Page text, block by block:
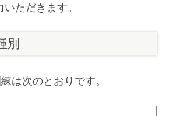
ただきます。
別
は次のとおりです。